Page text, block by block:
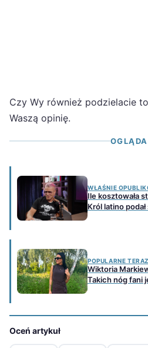
Czy Wy również podzielacie
Waszą opinię.
WŁAŚNIE
Ile kosztowała
Król latino
POPULARNE TERAZ
Wiktoria
Takich nóg fani
Oceń artykuł